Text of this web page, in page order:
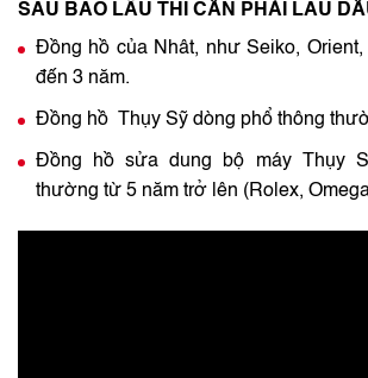
SAU BAO LÂU THÌ CẦN PHẢI LAU
Đồng hồ của Nhât, như Seiko,
đến 3 năm.
Đồng hồ Thụy Sỹ dòng phổ thông
Đồng hồ sửa dung bộ máy Thụy
thường từ 5 năm trở lên (Rolex,